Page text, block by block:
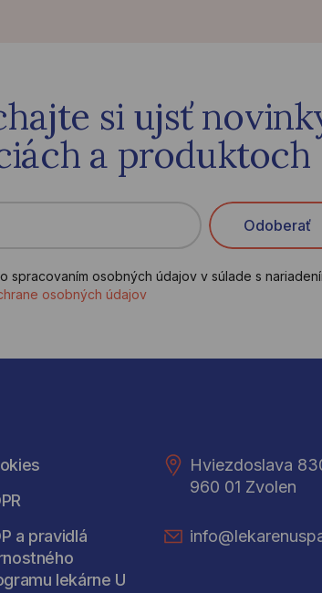
si ujsť
a produktoch
Odoberať
spracovaním osobných údajov v súlade s
osobných údajov
a pravidlá
lekárne U
Hviezdoslava
960 01 Zvolen